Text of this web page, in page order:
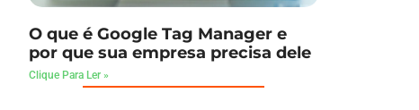
O que é Google Tag Manager e
por que sua empresa precisa dele
Clique Para Ler »